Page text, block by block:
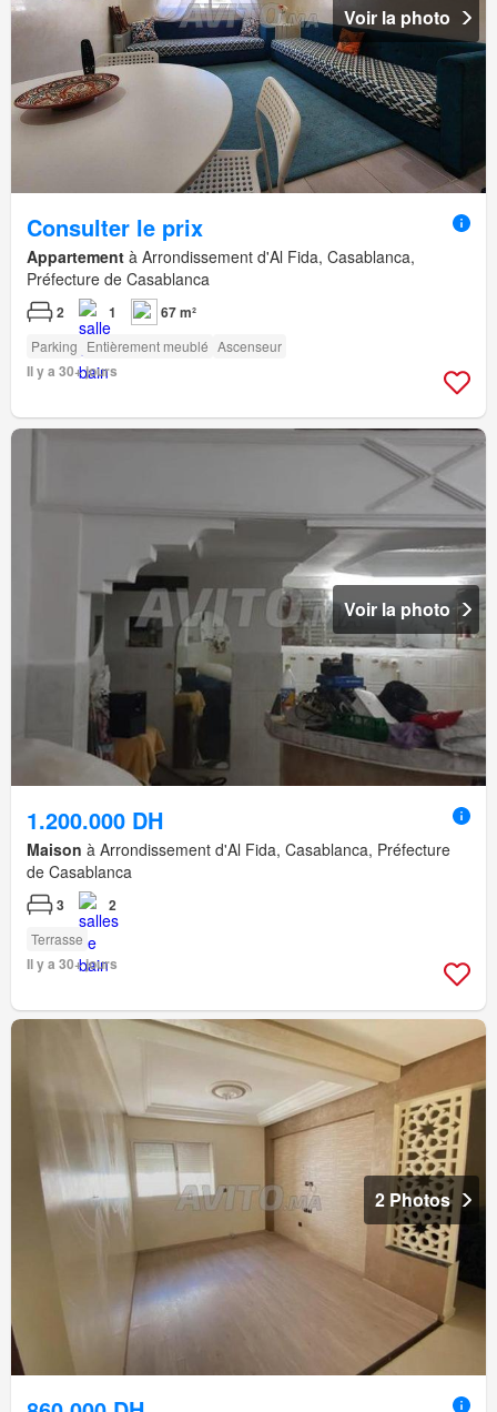
Voir la photo
Consulter le prix
Appartement à Arrondissement d'Al Fida, Casablanca,
Préfecture de Casablanca
2 1 67 m²
Parking Entièrement meublé Ascenseur
Il y a 30+ jours
Voir la photo
1.200.000 DH
Maison à Arrondissement d'Al Fida, Casablanca, Préfecture
de Casablanca
3 2
Terrasse
Il y a 30+ jours
2 Photos